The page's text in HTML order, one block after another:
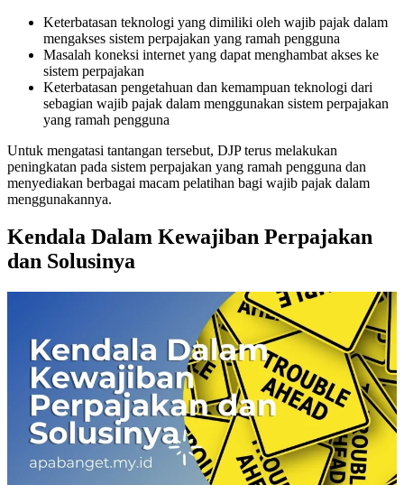
Keterbatasan teknologi yang dimiliki oleh wajib pajak dalam
mengakses sistem perpajakan yang ramah pengguna
Masalah koneksi internet yang dapat menghambat akses ke
sistem perpajakan
Keterbatasan pengetahuan dan kemampuan teknologi dari
sebagian wajib pajak dalam menggunakan sistem perpajakan
yang ramah pengguna
Untuk mengatasi tantangan tersebut, DJP terus melakukan
peningkatan pada sistem perpajakan yang ramah pengguna dan
menyediakan berbagai macam pelatihan bagi wajib pajak dalam
menggunakannya.
Kendala Dalam Kewajiban Perpajakan
dan Solusinya